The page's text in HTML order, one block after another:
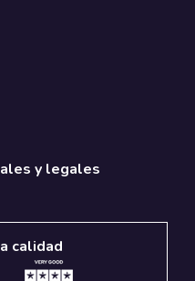
y legales
calidad